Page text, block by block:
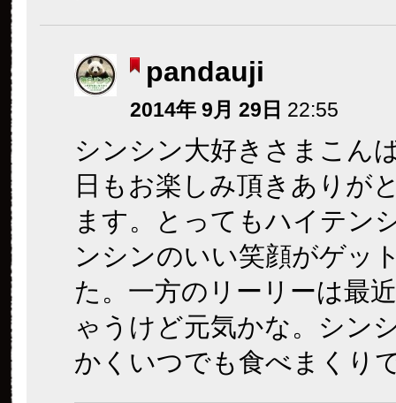
pandauji
2014年 9月 29日 22:55
シンシン大好きさまこん
日もお楽しみ頂きありが
ます。とってもハイテン
ンシンのいい笑顔がゲッ
た。一方のリーリーは最
ゃうけど元気かな。シン
かくいつでも食べまくり